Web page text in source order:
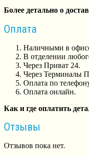
Более детально о
Оплата
Наличными в
В отделении
Через Приват 24.
Через Терминалы
Оплата по
Оплата онлайн.
Как и где оплатить
Отзывы
Отзывов пока нет.